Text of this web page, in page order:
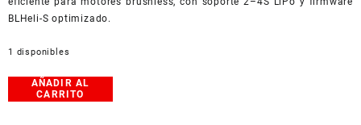
BLHeli-S optimizado.
1 disponibles
Controlador
ESC
AÑADIR AL
CARRITO